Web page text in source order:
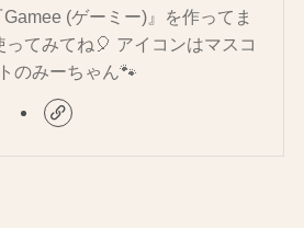
(ゲーミー)』を作ってま
てみてね🎈 アイコンはマスコ
のみーちゃん🐾